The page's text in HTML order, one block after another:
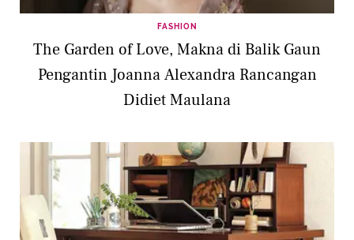
FASHION
The Garden of Love, Makna di Balik Gaun
Pengantin Joanna Alexandra Rancangan
Didiet Maulana